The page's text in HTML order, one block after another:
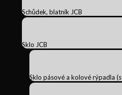
Schůdek, blatník JCB
Sklo JCB
Sklo pásové a kolové rýpadla